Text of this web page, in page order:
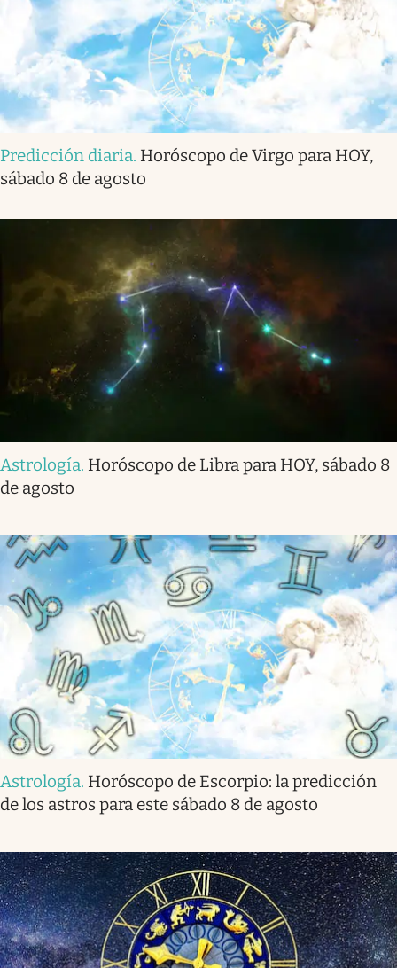
Predicción diaria. Horóscopo de Virgo para HOY,
sábado 8 de agosto
Astrología. Horóscopo de Libra para HOY, sábado 8
de agosto
Astrología. Horóscopo de Escorpio: la predicción
de los astros para este sábado 8 de agosto